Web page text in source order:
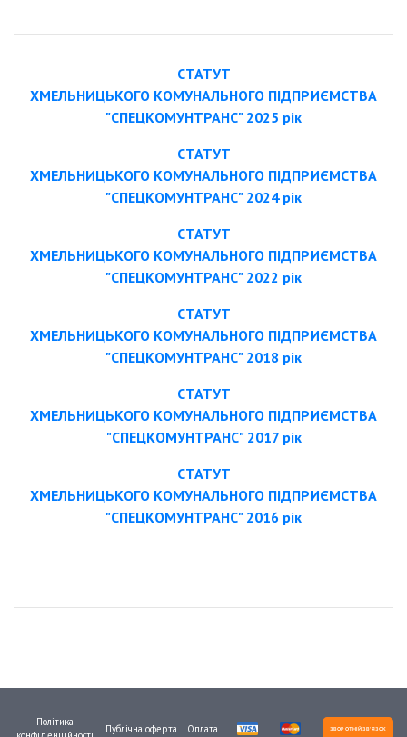
СТАТУТ
ХМЕЛЬНИЦЬКОГО КОМУНАЛЬНОГО ПІДПРИЄМСТВА
"СПЕЦКОМУНТРАНС" 2025 рік
СТАТУТ
ХМЕЛЬНИЦЬКОГО КОМУНАЛЬНОГО ПІДПРИЄМСТВА
"СПЕЦКОМУНТРАНС" 2024 рік
СТАТУТ
ХМЕЛЬНИЦЬКОГО КОМУНАЛЬНОГО ПІДПРИЄМСТВА
"СПЕЦКОМУНТРАНС" 2022 рік
СТАТУТ
ХМЕЛЬНИЦЬКОГО КОМУНАЛЬНОГО ПІДПРИЄМСТВА
"СПЕЦКОМУНТРАНС" 2018 рік
СТАТУТ
ХМЕЛЬНИЦЬКОГО КОМУНАЛЬНОГО ПІДПРИЄМСТВА
"СПЕЦКОМУНТРАНС" 2017 рік
СТАТУТ
ХМЕЛЬНИЦЬКОГО КОМУНАЛЬНОГО ПІДПРИЄМСТВА
"СПЕЦКОМУНТРАНС" 2016 рік
Політика
Публічна оферта Оплата ЗВОРОТНІЙ ЗВ'ЯЗОК